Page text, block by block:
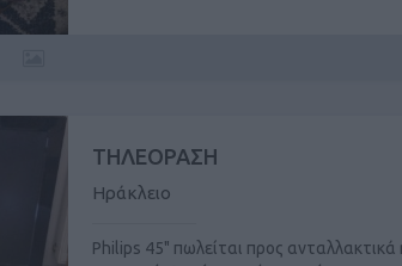
ΤΗΛΕΟΡΑΣΗ
Ηράκλειο
Philips 45" πωλείται προς ανταλλακτικά